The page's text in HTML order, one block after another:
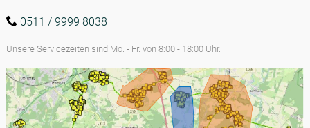
Kundenhotline
0511 / 9999 8038
Unsere Servicezeiten sind Mo. - Fr. von 8:00 - 18:00 Uhr.